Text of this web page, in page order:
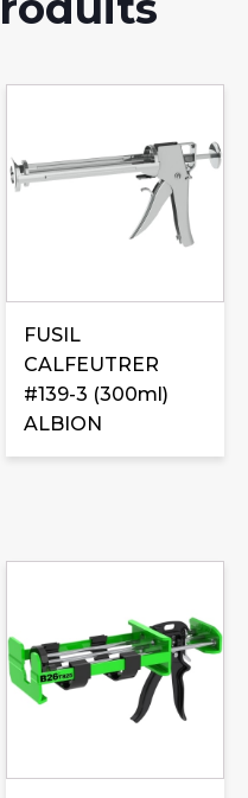
FUSIL
CALFEUTRER
#139-3 (300ml)
ALBION